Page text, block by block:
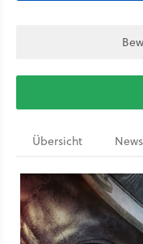
Übersicht News